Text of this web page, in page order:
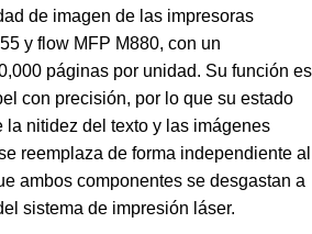
de imagen de las impresoras
y flow MFP M880, con un
páginas por unidad. Su función es
con precisión, por lo que su estado
la nitidez del texto y las imágenes
reemplaza de forma independiente al
ambos componentes se desgastan a
sistema de impresión láser.